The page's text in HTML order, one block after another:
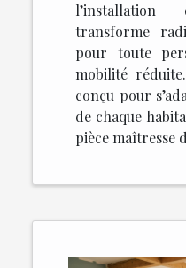
l’installation
transforme
pour toute
mobilité
conçu pour
de chaque
pièce maîtresse